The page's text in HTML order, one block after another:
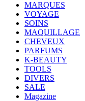
MARQUES
VOYAGE
SOINS
MAQUILLAGE
CHEVEUX
PARFUMS
K-BEAUTY
TOOLS
DIVERS
SALE
Magazine